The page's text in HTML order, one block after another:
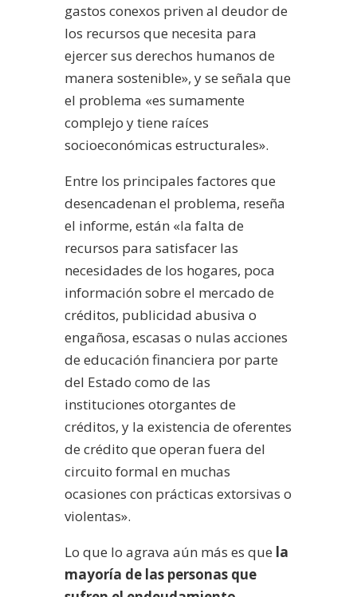
gastos conexos priven al deudor de
los recursos que necesita para
ejercer sus derechos humanos de
manera sostenible», y se señala que
el problema «es sumamente
complejo y tiene raíces
socioeconómicas estructurales».
Entre los principales factores que
desencadenan el problema, reseña
el informe, están «la falta de
recursos para satisfacer las
necesidades de los hogares, poca
información sobre el mercado de
créditos, publicidad abusiva o
engañosa, escasas o nulas acciones
de educación financiera por parte
del Estado como de las
instituciones otorgantes de
créditos, y la existencia de oferentes
de crédito que operan fuera del
circuito formal en muchas
ocasiones con prácticas extorsivas o
violentas».
Lo que lo agrava aún más es que la
mayoría de las personas que